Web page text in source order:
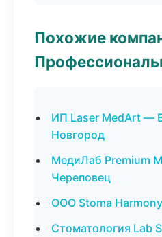
Похожие
ИП Laser MedArt —
Новгород
МедиЛаб Premium
Череповец
ООО Stoma
Стоматология Lab